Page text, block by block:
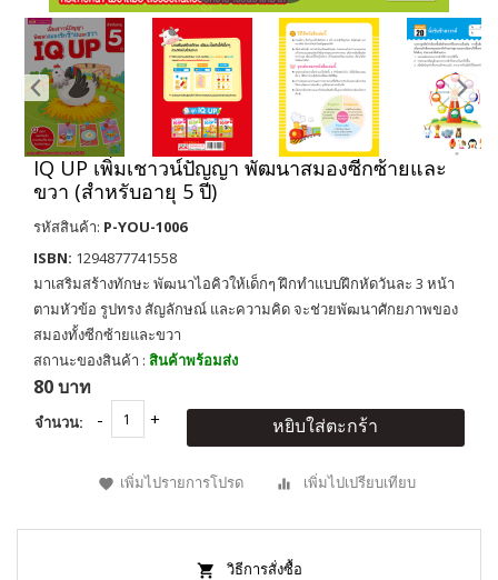
IQ UP เพิ่มเชาวน์ปัญญา พัฒนาสมองซีกซ้ายและ
ขวา (สำหรับอายุ 5 ปี)
รหัสสินค้า: P-YOU-1006
ISBN: 1294877741558
มาเสริมสร้างทักษะ พัฒนาไอคิวให้เด็กๆ ฝึกทำแบบฝึกหัดวันละ 3 หน้า
ตามหัวข้อ รูปทรง สัญลักษณ์ และความคิด จะช่วยพัฒนาศักยภาพของ
สมองทั้งซีกซ้ายและขวา
สถานะของสินค้า : สินค้าพร้อมส่ง
80 บาท
จำนวน: หยิบใส่ตะกร้า
เพิ่มไปรายการโปรด เพิ่มไปเปรียบเทียบ
วิธีการสั่งซื้อ